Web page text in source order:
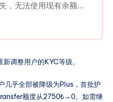
，无法使用现有余额
降级成plus，然后删
张全没了，现在也不能
林君 频道：@mdmbeng
调整用户的KYC等级。
几乎全部被降级为Plus，首批护
额度从2750₺→0。如需继